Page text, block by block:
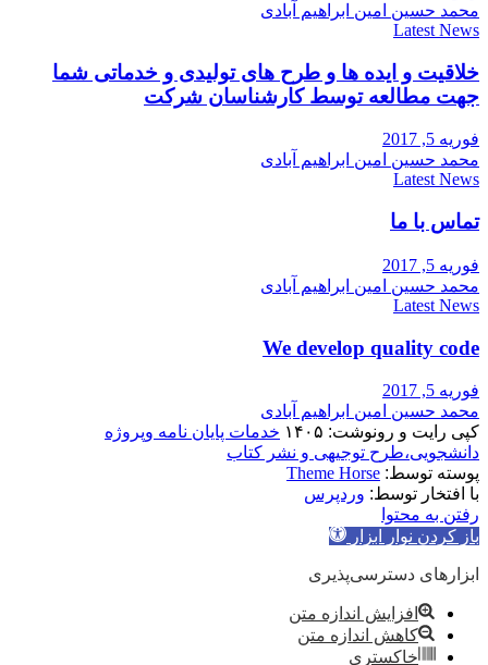
محمد حسین امین ابراهیم آبادی
Latest News
خلاقیت و ایده ها و طرح های تولیدی و خدماتی شما
جهت مطالعه توسط کارشناسان شرکت
فوریه 5, 2017
محمد حسین امین ابراهیم آبادی
Latest News
تماس با ما
فوریه 5, 2017
محمد حسین امین ابراهیم آبادی
Latest News
We develop quality code
فوریه 5, 2017
محمد حسین امین ابراهیم آبادی
کپی رایت و رونوشت: ۱۴۰۵
خدمات پایان نامه وپروژه
دانشجویی،طرح توجیهی و نشر کتاب
پوسته توسط: Theme Horse
با افتخار توسط: وردپرس
رفتن به محتوا
باز کردن نوار ابزار
ابزارهای دسترسی‌پذیری
افزایش اندازه متن
کاهش اندازه متن
خاکستری